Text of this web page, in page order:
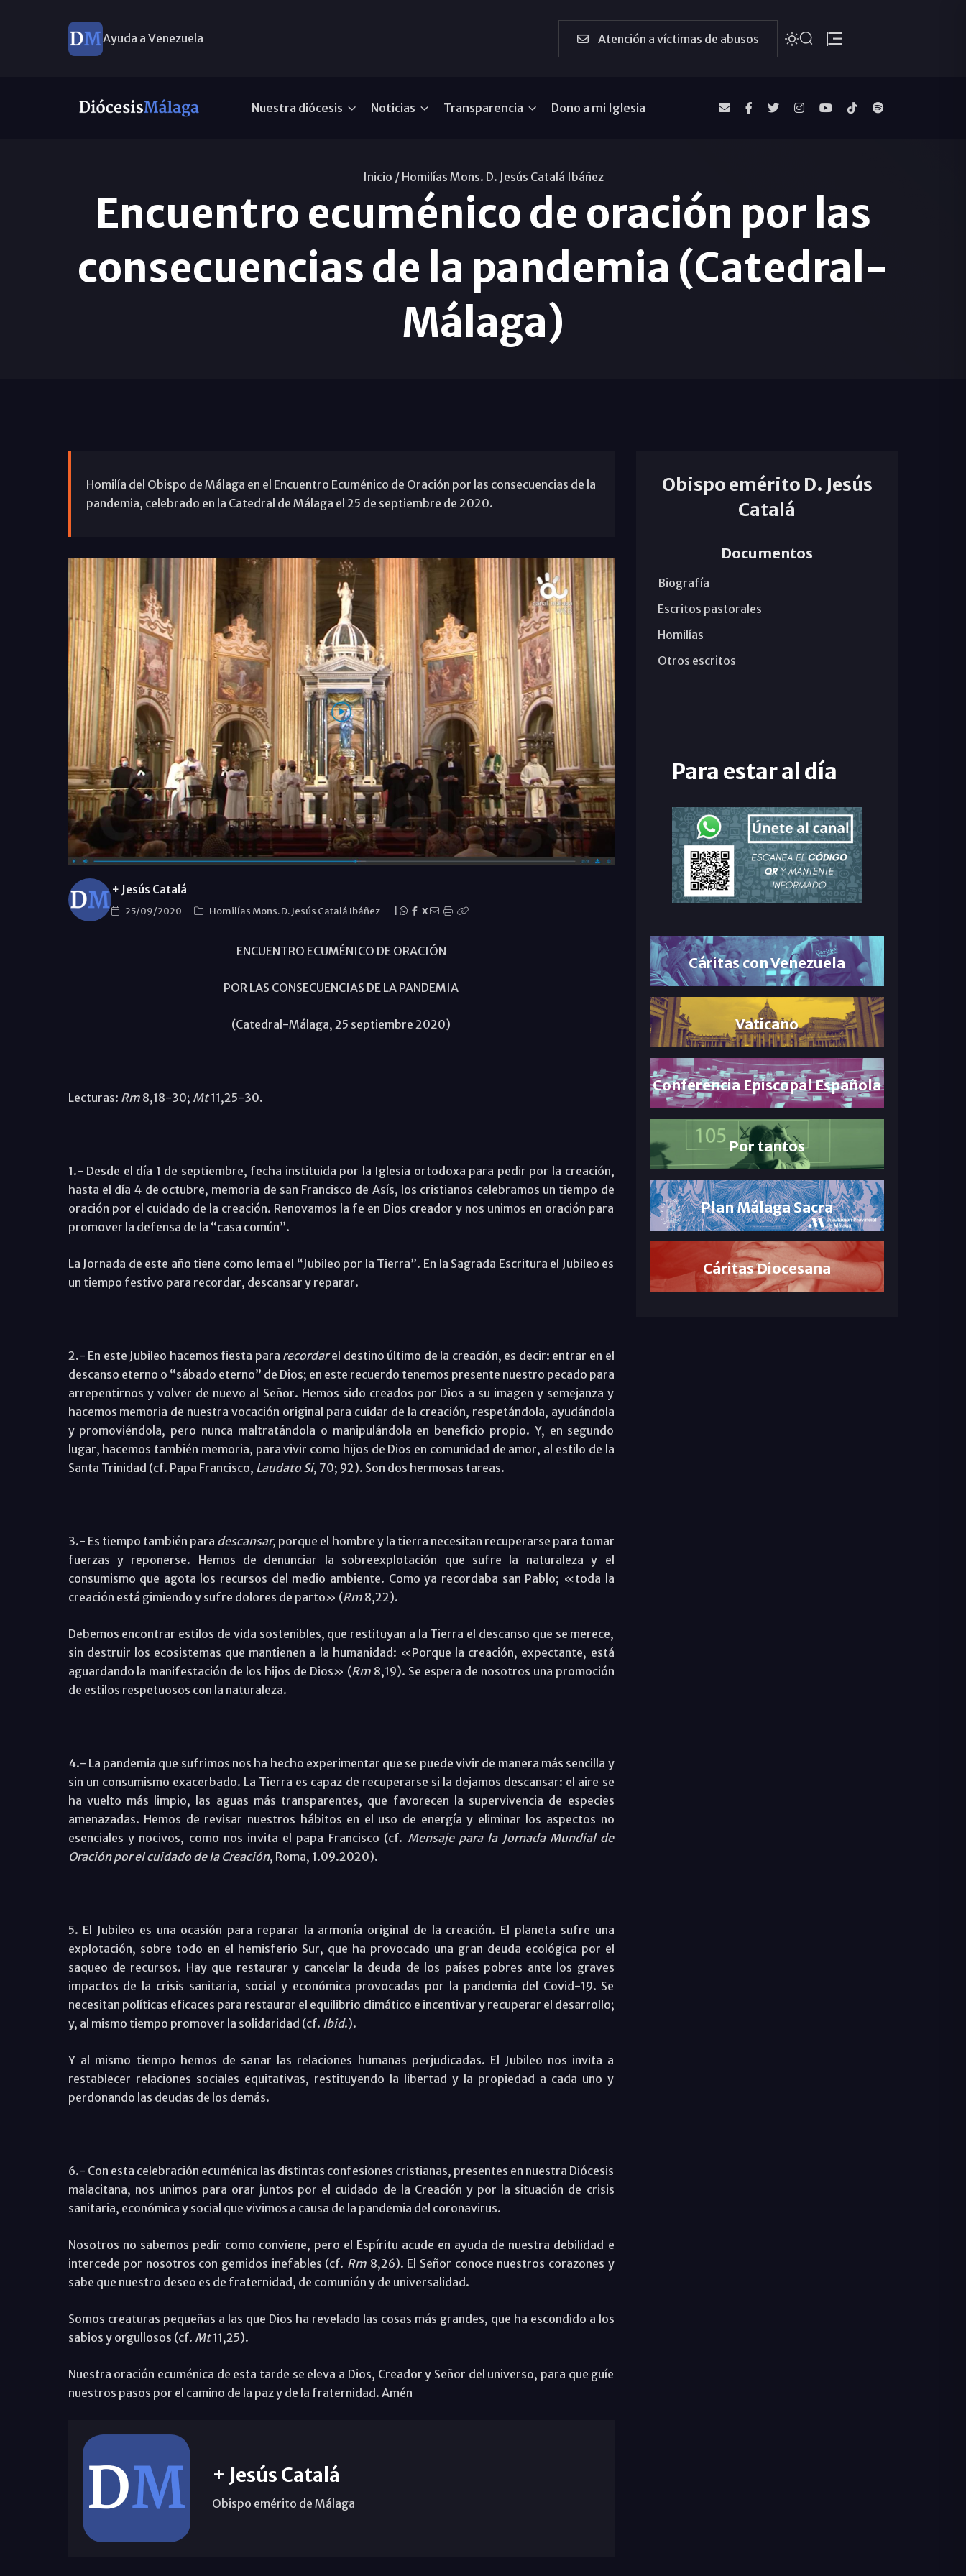
Ayuda a Venezuela Atención a víctimas de abusos
Nuestra diócesis Noticias Transparencia Dono a mi Iglesia
Inicio / Homilías Mons. D. Jesús Catalá Ibáñez
Encuentro ecuménico de oración por las
consecuencias de la pandemia (Catedral-
Málaga)
Homilía del Obispo de Málaga en el Encuentro Ecuménico de Oración por las consecuencias de la
pandemia, celebrado en la Catedral de Málaga el 25 de septiembre de 2020.
+ Jesús Catalá
25/09/2020 Homilías Mons. D. Jesús Catalá Ibáñez X
ENCUENTRO ECUMÉNICO DE ORACIÓN
POR LAS CONSECUENCIAS DE LA PANDEMIA
(Catedral-Málaga, 25 septiembre 2020)
Lecturas: Rm8,18-30; Mt11,25-30.
1.- Desde el día 1 de septiembre, fecha instituida por la Iglesia ortodoxa para pedir por la creación,
hasta el día 4 de octubre, memoria de san Francisco de Asís, los cristianos celebramos un tiempo de
oración por el cuidado de la creación. Renovamos la fe en Dios creador y nos unimos en oración para
promover la defensa de la “casa común”.
La Jornada de este año tiene como lema el “Jubileo por la Tierra”. En la Sagrada Escritura el Jubileo es
un tiempo festivo para recordar, descansar y reparar.
2.- En este Jubileo hacemos fiesta para recordarel destino último de la creación, es decir: entrar en el
descanso eterno o “sábado eterno” de Dios; en este recuerdo tenemos presente nuestro pecado para
arrepentirnos y volver de nuevo al Señor. Hemos sido creados por Dios a su imagen y semejanza y
hacemos memoria de nuestra vocación original para cuidar de la creación, respetándola, ayudándola
y promoviéndola, pero nunca maltratándola o manipulándola en beneficio propio. Y, en segundo
lugar, hacemos también memoria, para vivir como hijos de Dios en comunidad de amor, al estilo de la
Santa Trinidad (cf. Papa Francisco, Laudato Si, 70; 92). Son dos hermosas tareas.
3.- Es tiempo también para descansar, porque el hombre y la tierra necesitan recuperarse para tomar
fuerzas y reponerse. Hemos de denunciar la sobreexplotación que sufre la naturaleza y el
consumismo que agota los recursos del medio ambiente. Como ya recordaba san Pablo; «toda la
creación está gimiendo y sufre dolores de parto» (Rm8,22).
Debemos encontrar estilos de vida sostenibles, que restituyan a la Tierra el descanso que se merece,
sin destruir los ecosistemas que mantienen a la humanidad: «Porque la creación, expectante, está
aguardando la manifestación de los hijos de Dios» (Rm8,19). Se espera de nosotros una promoción
de estilos respetuosos con la naturaleza.
4.- La pandemia que sufrimos nos ha hecho experimentar que se puede vivir de manera más sencilla y
sin un consumismo exacerbado. La Tierra es capaz de recuperarse si la dejamos descansar: el aire se
ha vuelto más limpio, las aguas más transparentes, que favorecen la supervivencia de especies
amenazadas. Hemos de revisar nuestros hábitos en el uso de energía y eliminar los aspectos no
esenciales y nocivos, como nos invita el papa Francisco (cf. Mensaje para la Jornada Mundial de
Oración por el cuidado de la Creación, Roma, 1.09.2020).
5. El Jubileo es una ocasión para reparar la armonía original de la creación. El planeta sufre una
explotación, sobre todo en el hemisferio Sur, que ha provocado una gran deuda ecológica por el
saqueo de recursos. Hay que restaurar y cancelar la deuda de los países pobres ante los graves
impactos de la crisis sanitaria, social y económica provocadas por la pandemia del Covid-19. Se
necesitan políticas eficaces para restaurar el equilibrio climático e incentivar y recuperar el desarrollo;
y, al mismo tiempo promover la solidaridad (cf. Ibid.).
Y al mismo tiempo hemos de sanar las relaciones humanas perjudicadas. El Jubileo nos invita a
restablecer relaciones sociales equitativas, restituyendo la libertad y la propiedad a cada uno y
perdonando las deudas de los demás.
6.- Con esta celebración ecuménica las distintas confesiones cristianas, presentes en nuestra Diócesis
malacitana, nos unimos para orar juntos por el cuidado de la Creación y por la situación de crisis
sanitaria, económica y social que vivimos a causa de la pandemia del coronavirus.
Nosotros no sabemos pedir como conviene, pero el Espíritu acude en ayuda de nuestra debilidad e
intercede por nosotros con gemidos inefables (cf. Rm 8,26). El Señor conoce nuestros corazones y
sabe que nuestro deseo es de fraternidad, de comunión y de universalidad.
Somos creaturas pequeñas a las que Dios ha revelado las cosas más grandes, que ha escondido a los
sabios y orgullosos (cf. Mt11,25).
Nuestra oración ecuménica de esta tarde se eleva a Dios, Creador y Señor del universo, para que guíe
nuestros pasos por el camino de la paz y de la fraternidad. Amén
+ Jesús Catalá
Obispo emérito de Málaga
Obispo emérito D. Jesús
Catalá
Documentos
Biografía
Escritos pastorales
Homilías
Otros escritos
Para estar al día
Cáritas con Venezuela
Vaticano
Conferencia Episcopal Española
Por tantos
Plan Málaga Sacra
Cáritas Diocesana